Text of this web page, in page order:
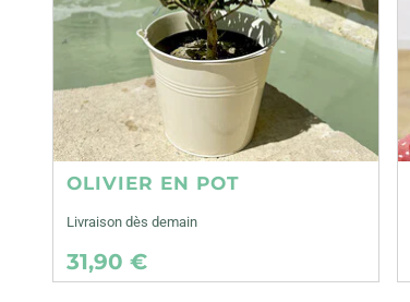
OLIVIER EN POT
Livraison dès demain
31,90 €